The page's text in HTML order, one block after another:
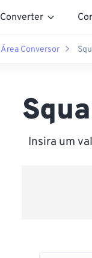
Converter
Área Conversor
Insira um